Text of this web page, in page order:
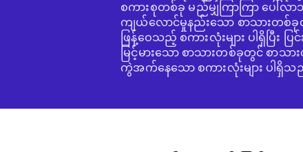
စကားစုတစ်ခု မည်မျှကြာကြာ ပေါ်
ကျယ်လောင်မှုနည်းသော စာသားတ
ဖြန့်ဝေသည့် စကားလုံးများ ပါရှိပြီး
မြင့်မားသော စာသားတစ်ခုတွင်
ကွဲအက်နေသော စကားလုံးများ ပါရှိသ